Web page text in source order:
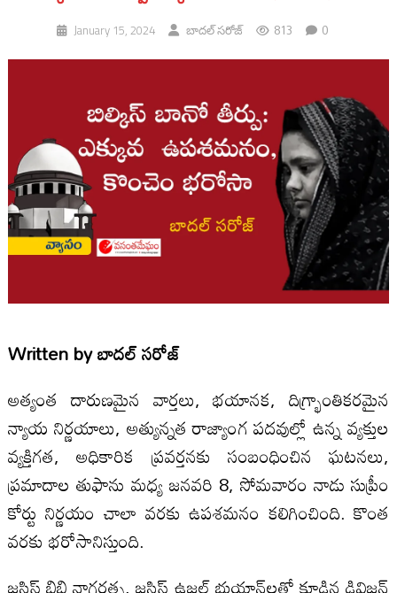
January 15, 2024 బాదల్ సరోజ్ 813 0
Written byబాదల్ సరోజ్
అత్యంత దారుణమైన వార్తలు, భయానక, దిగ్భ్రాంతికరమైన
న్యాయ నిర్ణయాలు, అత్యున్నత రాజ్యాంగ పదవుల్లో ఉన్న వ్యక్తుల
వ్యక్తిగత, అధికారిక ప్రవర్తనకు సంబంధించిన ఘటనలు,
ప్రమాదాల తుఫాను మధ్య జనవరి 8, సోమవారం నాడు సుప్రీం
కోర్టు నిర్ణయం చాలా వరకు ఉపశమనం కలిగించింది. కొంత
వరకు భరోసానిస్తుంది.